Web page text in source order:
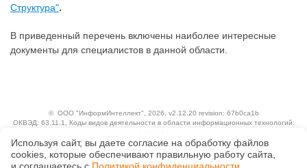
Структура".
В приведенный перечень включены наиболее интересные
документы для специалистов в данной области.
© ООО "ИнформИнтеллект" , 2026, v2.12.20 revision: 67b0ca1b
ОКВЭД: 63.11.1, Коды видов деятельности в области информационных технологий:
Ценовая политика
Используя сайт, вы даете согласие на обработку файлов
сооkiеs, которые обеспечивают правильную работу сайта,